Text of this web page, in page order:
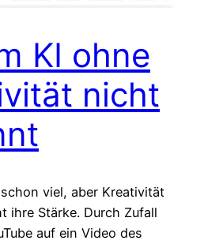
KI ohne
nicht
viel, aber Kreativität
ihre Stärke. Durch Zufall
auf ein Video des